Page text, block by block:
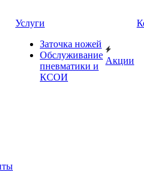
Услуги
Заточка ножей
Обслуживание
пневматики и
КСОИ
Акции